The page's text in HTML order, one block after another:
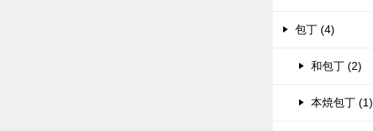
包丁 (4)
和包丁 (2)
本焼包丁 (1)